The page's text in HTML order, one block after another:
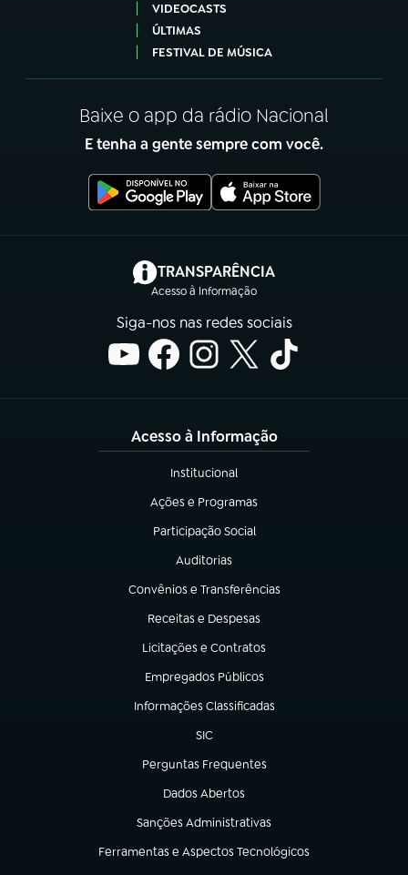
VIDEOCASTS
ÚLTIMAS
FESTIVAL DE MÚSICA
Baixe o app da rádio Nacional
E tenha a gente sempre com você.
TRANSPARÊNCIA
Acesso à Informação
(abre em nova aba)
Siga-nos nas redes sociais
Acesso à Informação
Institucional
(abre em nova aba)
Ações e Programas
(abre em nova aba)
Participação Social
(abre em nova aba)
Auditorias
(abre em nova aba)
Convênios e Transferências
(abre em nova aba)
Receitas e Despesas
(abre em nova aba)
Licitações e Contratos
(abre em nova aba)
Empregados Públicos
(abre em nova aba)
Informações Classificadas
(abre em nova aba)
SIC
(abre em nova aba)
Perguntas Frequentes
(abre em nova aba)
Dados Abertos
(abre em nova aba)
Sanções Administrativas
(abre em nova aba)
Ferramentas e Aspectos Tecnológicos
(abre em nova aba)